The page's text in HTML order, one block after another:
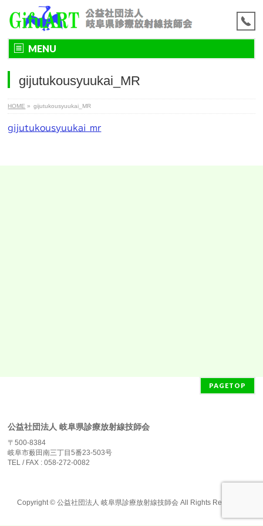
MENU
gijutukousyuukai_MR
HOME » gijutukousyuukai_MR
gijutukousyuukai_mr
PAGETOP
公益社団法人 岐阜県診療放射線技師会
〒500-8384
岐阜市薮田南三丁目5番23-503号
TEL / FAX : 058-272-0082
Copyright ©公益社団法人 岐阜県診療放射線技師会 All Rights Reserved.